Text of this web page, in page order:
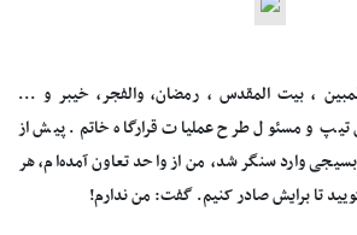
، بیت المقدس ، رمضان، والفجر، خیبر و ...
تیپ و مسئول طرح عملیات قرارگاه خاتم. پیش از
وارد سنگر شد، من از واحد تعاون آمده‌ام، هر
تا برایش صادر کنیم. گفت: من ندارم!